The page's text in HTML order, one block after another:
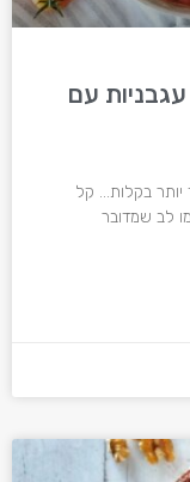
עם
יותר בקלות… קל
לב שמדובר